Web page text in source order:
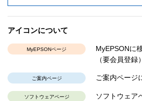
アイコンについて
MyEPSONページ
MyEPSONに
（要会員登録）
ご案内ページ ご案内ページ
ソフトウェアページ ソフトウェア